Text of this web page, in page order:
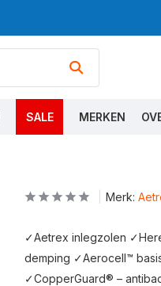
SALE MERKEN
Merk:
✓Aetrex inlegzolen
demping ✓Aerocell™
✓CopperGuard® –